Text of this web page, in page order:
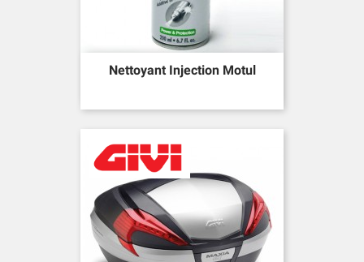
Nettoyant Injection Motul